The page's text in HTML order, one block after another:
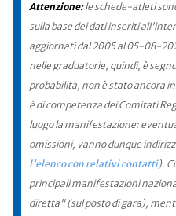
Attenzione:le schede-atleti
sulla base dei dati inseriti
aggiornati dal 2005 al 05-08-
nelle graduatorie, quindi, è
probabilità, non è stato ancora
è di competenza dei Comitati
luogo la manifestazione:
omissioni, vanno dunque
l'elenco con relativi contatti).
principali manifestazioni
diretta" (sul posto di gara),